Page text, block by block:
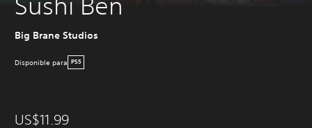
Sushi Ben
Big Brane Studios
Disponible para PS5
US$11.99